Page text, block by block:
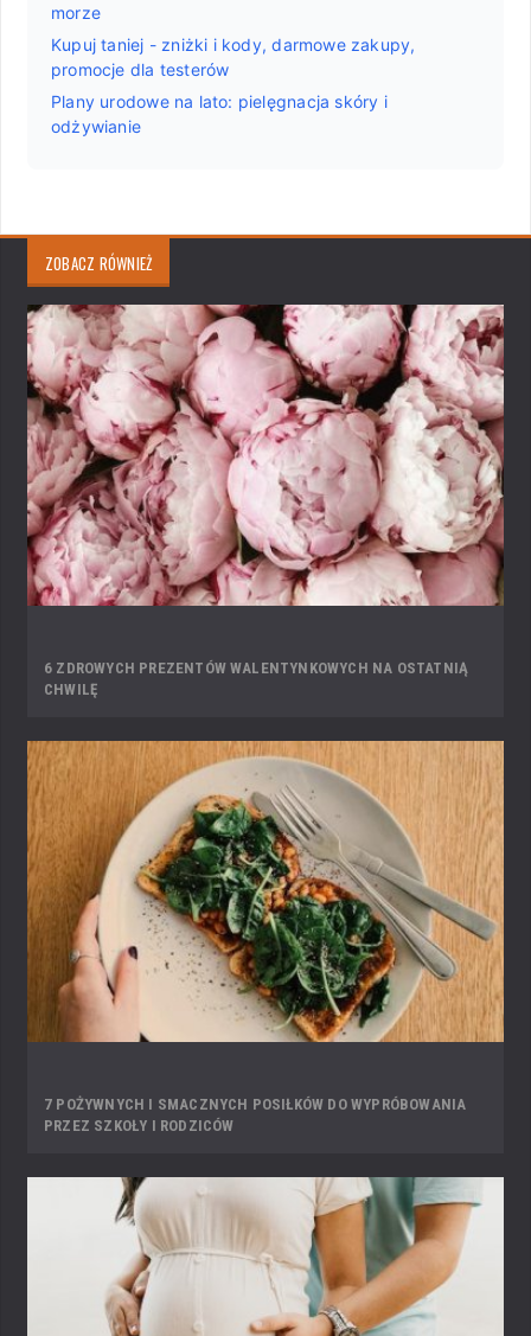
morze
Kupuj taniej - zniżki i kody, darmowe zakupy,
promocje dla testerów
Plany urodowe na lato: pielęgnacja skóry i
odżywianie
ZOBACZ RÓWNIEŻ
6 ZDROWYCH PREZENTÓW WALENTYNKOWYCH NA OSTATNIĄ
CHWILĘ
7 POŻYWNYCH I SMACZNYCH POSIŁKÓW DO WYPRÓBOWANIA
PRZEZ SZKOŁY I RODZICÓW